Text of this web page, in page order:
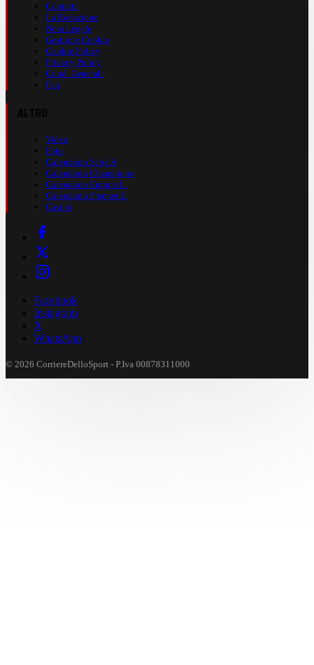
Contatti
La Redazione
Nota Legale
Gestione Cookie
Cookie Policy
Privacy Policy
Cond. Generali
Faq
Video
Foto
Calendario Serie A
Calendario Champions
Calendario Europa L.
Calendario Premier L.
Casinò
Facebook
Instagram
X
WhatsApp
© 2026 CorriereDelloSport - P.Iva 00878311000